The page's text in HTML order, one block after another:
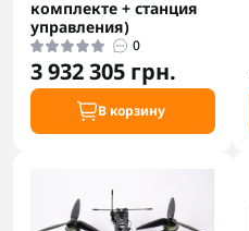
комплекте + станция
управления)
0
3 932 305 грн.
В корзину